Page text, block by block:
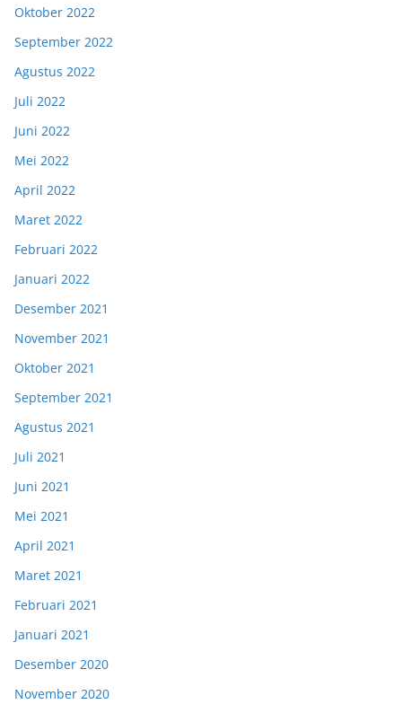
Oktober 2022
September 2022
Agustus 2022
Juli 2022
Juni 2022
Mei 2022
April 2022
Maret 2022
Februari 2022
Januari 2022
Desember 2021
November 2021
Oktober 2021
September 2021
Agustus 2021
Juli 2021
Juni 2021
Mei 2021
April 2021
Maret 2021
Februari 2021
Januari 2021
Desember 2020
November 2020